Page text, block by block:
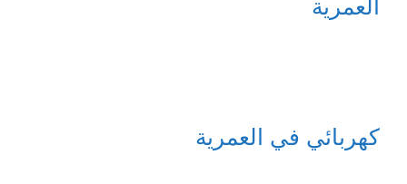
العمرية
كهربائي في العمرية